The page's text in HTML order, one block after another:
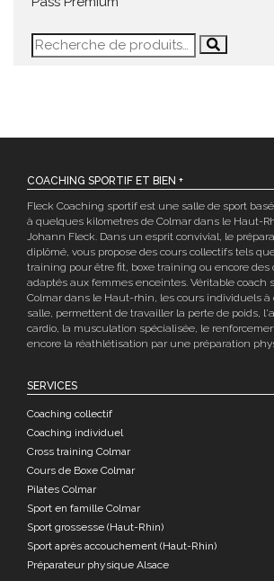
Recherche
pour :
COACHING SPORTIF ET BIEN +
Fleck Coaching sportif est une salle de sport
à quelques kilometres de Colmar dans le Haut-
Johann Fleck. Dans un esprit convivial, le
diplômé, vous propose des cours collectifs tels
training pour être fit, boxe training ou encore des
adaptés aux femmes enceintes. Véritable coach
Colmar dans le Haut-rhin, les cours individuels à
salle, permettent de travailler la perte de poids,
cardio, la musculation spécialisée, le
encore la réathlétisation par une préparation
SERVICES
Coaching collectif
Coaching individuel
Cross training Colmar
Cours de Boxe Colmar
Pilates Colmar
Sport en famille Colmar
Sport grossesse (Haut-Rhin)
Sport après accouchement (Haut-Rhin)
Préparateur physique Alsace